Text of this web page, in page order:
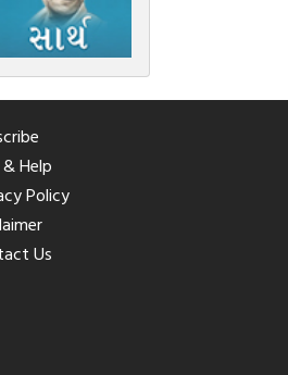
Help
Policy
Us